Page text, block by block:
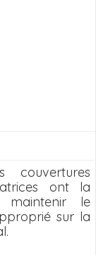
couvertures
ont la
maintenir le
sur la